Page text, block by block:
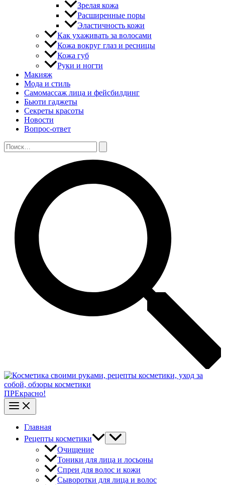
Зрелая кожа
Расширенные поры
Эластичность кожи
Как ухаживать за волосами
Кожа вокруг глаз и ресницы
Кожа губ
Руки и ногти
Макияж
Мода и стиль
Самомассаж лица и фейсбилдинг
Бьюти гаджеты
Секреты красоты
Новости
Вопрос-ответ
Поиск:
ПРЕкрасно!
Главная
Рецепты косметики
Очищение
Тоники для лица и лосьоны
Спреи для волос и кожи
Сыворотки для лица и волос